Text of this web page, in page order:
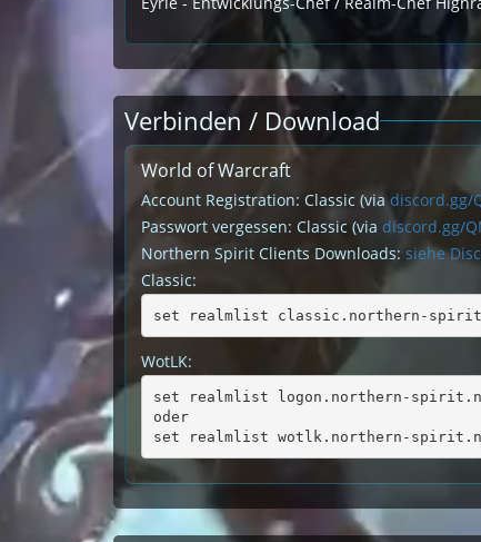
Verbinden / Download
World of Warcraft
Account Registration: Classic (viadiscord.gg/
Passwort vergessen: Classic (via discord.gg/
Northern Spirit Clients Downloads: siehe
Classic:
set realmlist classic.northern-
WotLK:
set realmlist logon.northern-
oder
set realmlist wotlk.northern-